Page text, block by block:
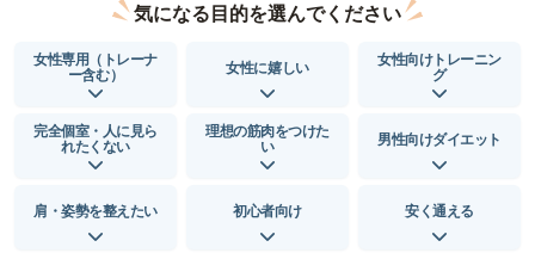
気になる目的を選んでください
女性専用（トレーナ
ー含む）
女性に嬉しい
女性向けトレーニン
グ
完全個室・人に見ら
れたくない
理想の筋肉をつけた
い
男性向けダイエット
肩・姿勢を整えたい 初心者向け 安く通える